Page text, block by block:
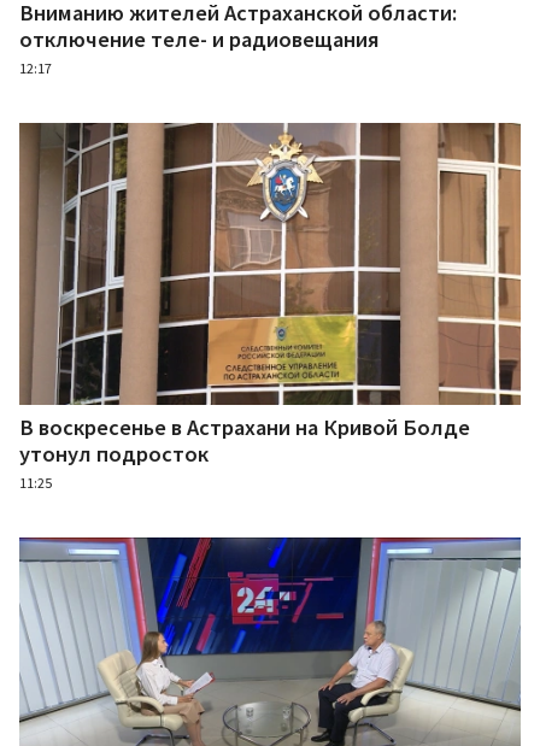
Вниманию жителей Астраханской области:
отключение теле- и радиовещания
12:17
В воскресенье в Астрахани на Кривой Болде
утонул подросток
11:25